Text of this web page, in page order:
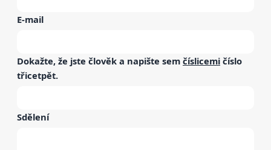
E-mail
Dokažte, že jste člověk a napište sem číslicemi číslo
třicetpět.
Sdělení